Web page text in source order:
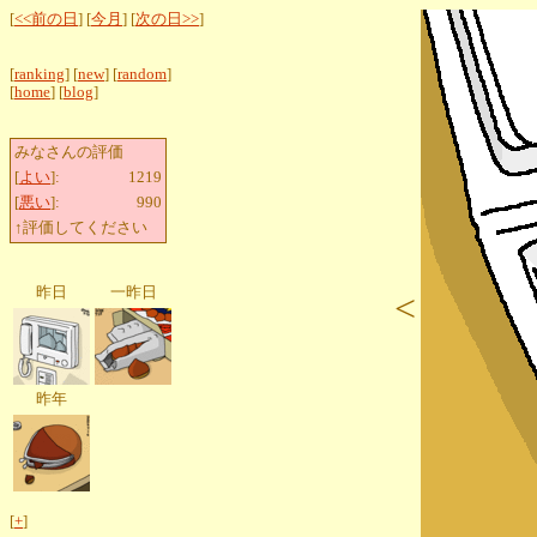
[<<前の日 ] [今月 ] [次の日>>]
[ranking] [new] [random]
[home] [blog]
みなさんの評価
[よい]:
1219
[悪い]:
990
↑評価してください
昨日 一昨日
昨年
[+]
<